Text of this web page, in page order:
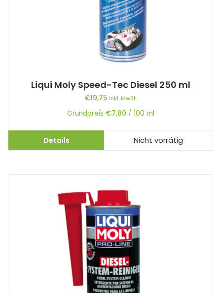
Liqui Moly Speed-Tec Diesel 250 ml
€19,75 inkl. MwSt.
Grundpreis €7,80 / 100 ml
Details Nicht vorrätig